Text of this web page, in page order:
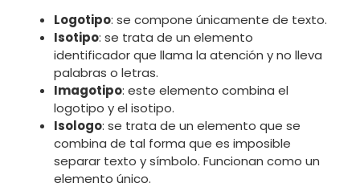
Logotipo: se compone únicamente de texto.
Isotipo: se trata de un elemento
identificador que llama la atención y no lleva
palabras o letras.
Imagotipo: este elemento combina el
logotipo y el isotipo.
Isologo: se trata de un elemento que se
combina de tal forma que es imposible
separar texto y símbolo. Funcionan como un
elemento único.